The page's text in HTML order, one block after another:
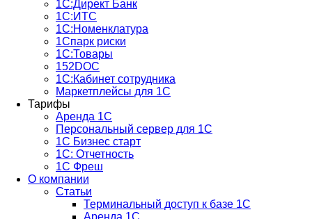
1С:Директ Банк
1С:ИТС
1С:Номенклатура
1Спарк риски
1С:Товары
152DOC
1С:Кабинет сотрудника
Маркетплейсы для 1С
Тарифы
Аренда 1С
Персональный сервер для 1С
1С Бизнес старт
1С: Отчетность
1C Фреш
О компании
Статьи
Терминальный доступ к базе 1С
Аренда 1С